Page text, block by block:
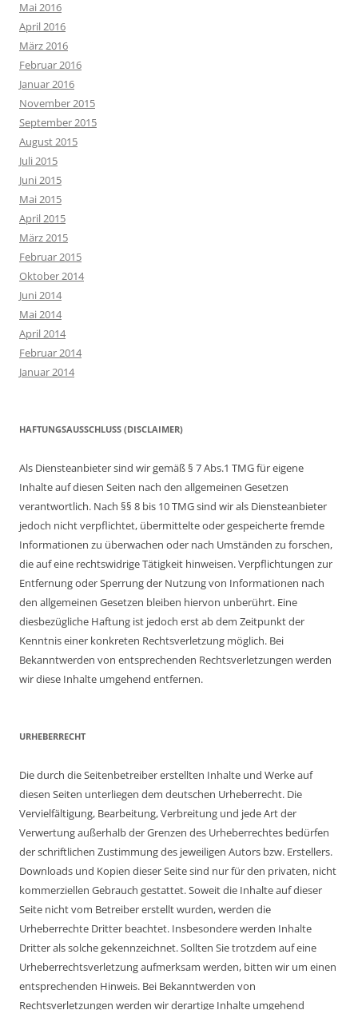
Mai 2016
April 2016
März 2016
Februar 2016
Januar 2016
November 2015
September 2015
August 2015
Juli 2015
Juni 2015
Mai 2015
April 2015
März 2015
Februar 2015
Oktober 2014
Juni 2014
Mai 2014
April 2014
Februar 2014
Januar 2014
HAFTUNGSAUSSCHLUSS (DISCLAIMER)
Als Diensteanbieter sind wir gemäß § 7 Abs.1 TMG für eigene
Inhalte auf diesen Seiten nach den allgemeinen Gesetzen
verantwortlich. Nach §§ 8 bis 10 TMG sind wir als Diensteanbieter
jedoch nicht verpflichtet, übermittelte oder gespeicherte fremde
Informationen zu überwachen oder nach Umständen zu forschen,
die auf eine rechtswidrige Tätigkeit hinweisen. Verpflichtungen zur
Entfernung oder Sperrung der Nutzung von Informationen nach
den allgemeinen Gesetzen bleiben hiervon unberührt. Eine
diesbezügliche Haftung ist jedoch erst ab dem Zeitpunkt der
Kenntnis einer konkreten Rechtsverletzung möglich. Bei
Bekanntwerden von entsprechenden Rechtsverletzungen werden
wir diese Inhalte umgehend entfernen.
URHEBERRECHT
Die durch die Seitenbetreiber erstellten Inhalte und Werke auf
diesen Seiten unterliegen dem deutschen Urheberrecht. Die
Vervielfältigung, Bearbeitung, Verbreitung und jede Art der
Verwertung außerhalb der Grenzen des Urheberrechtes bedürfen
der schriftlichen Zustimmung des jeweiligen Autors bzw. Erstellers.
Downloads und Kopien dieser Seite sind nur für den privaten, nicht
kommerziellen Gebrauch gestattet. Soweit die Inhalte auf dieser
Seite nicht vom Betreiber erstellt wurden, werden die
Urheberrechte Dritter beachtet. Insbesondere werden Inhalte
Dritter als solche gekennzeichnet. Sollten Sie trotzdem auf eine
Urheberrechtsverletzung aufmerksam werden, bitten wir um einen
entsprechenden Hinweis. Bei Bekanntwerden von
Rechtsverletzungen werden wir derartige Inhalte umgehend